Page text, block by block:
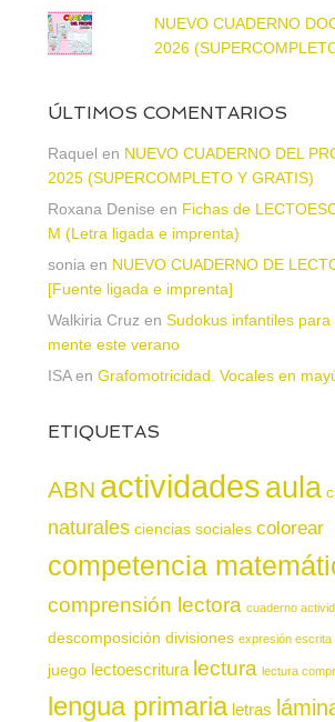
NUEVO CUADERNO
2026
ÚLTIMOS COMENTARIOS
Raquel en NUEVO CUADERNO DEL
2025 (SUPERCOMPLETO Y GRATIS)
Roxana Denise en Fichas de
M (Letra ligada e imprenta)
sonia en NUEVO CUADERNO DE
[Fuente ligada e imprenta]
Walkiria Cruz en Sudokus infantiles para
mente este verano
ISAen Grafomotricidad. Vocales en
ETIQUETAS
ABN actividadesaula
naturales ciencias sociales colorear
competencia
comprensión lectora cuaderno
descomposición divisiones expresión escrita
juego lectoescritura lectura lectura
lengua primaria letras